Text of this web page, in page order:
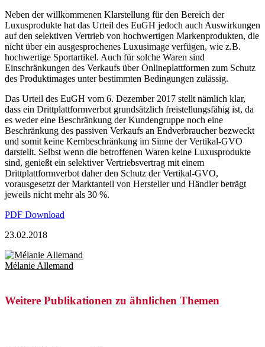
Neben der willkommenen Klarstellung für den Bereich der
Luxusprodukte hat das Urteil des EuGH jedoch auch Auswirkungen
auf den selektiven Vertrieb von hochwertigen Markenprodukten, die
nicht über ein ausgesprochenes Luxusimage verfügen, wie z.B.
hochwertige Sportartikel. Auch für solche Waren sind
Einschränkungen des Verkaufs über Onlineplattformen zum Schutz
des Produktimages unter bestimmten Bedingungen zulässig.
Das Urteil des EuGH vom 6. Dezember 2017 stellt nämlich klar,
dass ein Drittplattformverbot grundsätzlich freistellungsfähig ist, da
es weder eine Beschränkung der Kundengruppe noch eine
Beschränkung des passiven Verkaufs an Endverbraucher bezweckt
und somit keine Kernbeschränkung im Sinne der Vertikal-GVO
darstellt. Selbst wenn die betroffenen Waren keine Luxusprodukte
sind, genießt ein selektiver Vertriebsvertrag mit einem
Drittplattformverbot daher den Schutz der Vertikal-GVO,
vorausgesetzt der Marktanteil von Hersteller und Händler beträgt
jeweils nicht mehr als 30 %.
PDF Download
23.02.2018
Mélanie Allemand
Weitere Publikationen zu ähnlichen Themen